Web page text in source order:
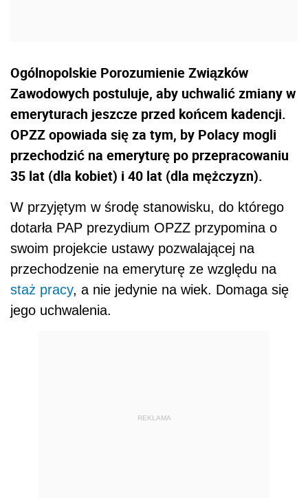
Ogólnopolskie Porozumienie Związków
Zawodowych postuluje, aby uchwalić zmiany w
emeryturach jeszcze przed końcem kadencji.
OPZZ opowiada się za tym, by Polacy mogli
przechodzić na emeryturę po przepracowaniu
35 lat (dla kobiet) i 40 lat (dla mężczyzn).
W przyjętym w środę stanowisku, do którego
dotarła PAP prezydium OPZZ przypomina o
swoim projekcie ustawy pozwalającej na
przechodzenie na emeryturę ze względu na
staż pracy, a nie jedynie na wiek. Domaga się
jego uchwalenia.
REKLAMA